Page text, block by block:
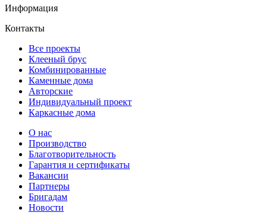
Информация
Контакты
Все проекты
Клееный брус
Комбинированные
Каменные дома
Авторские
Индивидуальный проект
Каркасные дома
О нас
Производство
Благотворительность
Гарантия и сертификаты
Вакансии
Партнеры
Бригадам
Новости